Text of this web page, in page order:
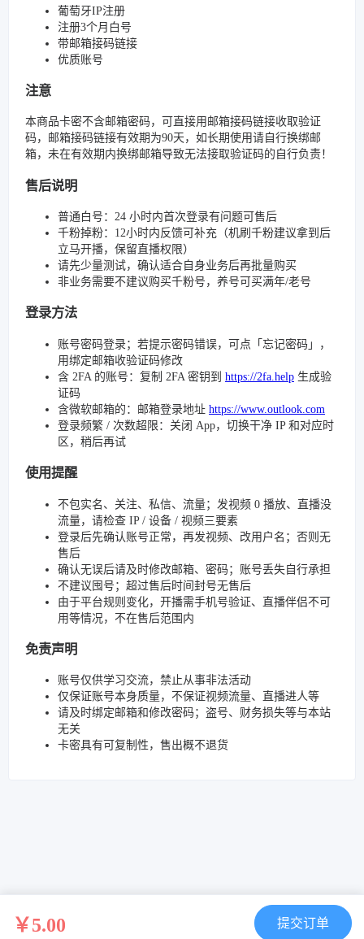
葡萄牙IP注册
注册3个月白号
带邮箱接码链接
优质账号
注意
本商品卡密不含邮箱密码，可直接用邮箱接码链接收取验证
码，邮箱接码链接有效期为90天，如长期使用请自行换绑邮
箱，未在有效期内换绑邮箱导致无法接取验证码的自行负责！
售后说明
普通白号：24 小时内首次登录有问题可售后
千粉掉粉：12小时内反馈可补充（机刷千粉建议拿到后
立马开播，保留直播权限）
请先少量测试，确认适合自身业务后再批量购买
非业务需要不建议购买千粉号，养号可买满年/老号
登录方法
账号密码登录；若提示密码错误，可点「忘记密码」，
用绑定邮箱收验证码修改
含 2FA 的账号：复制 2FA 密钥到 https://2fa.help 生成验
证码
含微软邮箱的：邮箱登录地址 https://www.outlook.com
登录频繁 / 次数超限：关闭 App，切换干净 IP 和对应时
区，稍后再试
使用提醒
不包实名、关注、私信、流量；发视频 0 播放、直播没
流量，请检查 IP / 设备 / 视频三要素
登录后先确认账号正常，再发视频、改用户名；否则无
售后
确认无误后请及时修改邮箱、密码；账号丢失自行承担
不建议囤号；超过售后时间封号无售后
由于平台规则变化，开播需手机号验证、直播伴侣不可
用等情况，不在售后范围内
免责声明
账号仅供学习交流，禁止从事非法活动
仅保证账号本身质量，不保证视频流量、直播进人等
请及时绑定邮箱和修改密码；盗号、财务损失等与本站
无关
卡密具有可复制性，售出概不退货
￥5.00 提交订单